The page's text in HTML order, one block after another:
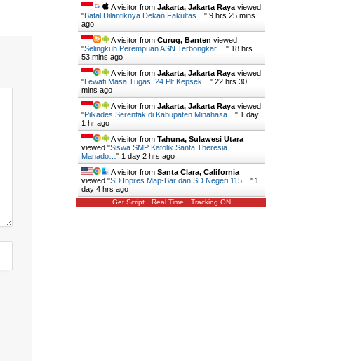
A visitor from Jakarta, Jakarta Raya viewed
"Batal Dilantiknya Dekan Fakultas… " 9 hrs 25 mins
ago
A visitor from Curug, Banten viewed
"Selingkuh Perempuan ASN Terbongkar,… " 18 hrs
53 mins ago
A visitor from Jakarta, Jakarta Raya viewed
" Lewati Masa Tugas, 24 Plt Kepsek… " 22 hrs 30
mins ago
A visitor from Jakarta, Jakarta Raya viewed
"Pilkades Serentak di Kabupaten Minahasa… " 1 day
1 hr ago
A visitor from Tahuna, Sulawesi Utara
viewed "Siswa SMP Katolik Santa Theresia
Manado… " 1 day 2 hrs ago
A visitor from Santa Clara, California
viewed "SD Inpres Map-Bar dan SD Negeri 115… " 1
day 4 hrs ago
Get Script Real Time Tracking ON